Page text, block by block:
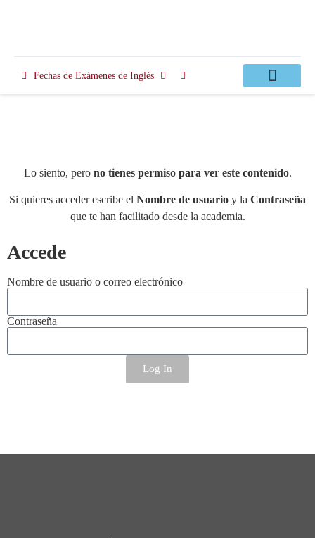
Fechas de Exámenes de Inglés
Lo siento, perono tienes permiso para ver este contenido.
Si quieres acceder escribe el Nombre de usuario y la Contraseña
que te han facilitado desde la academia.
Accede
Nombre de usuario o correo electrónico
Contraseña
Log In